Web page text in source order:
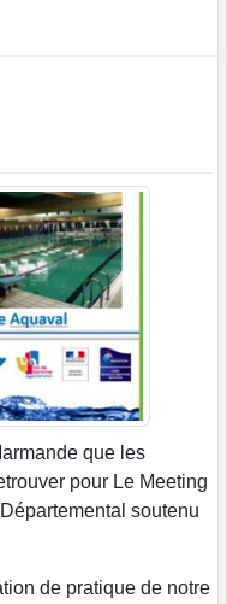
que les
pour Le Meeting
soutenu
de pratique de notre